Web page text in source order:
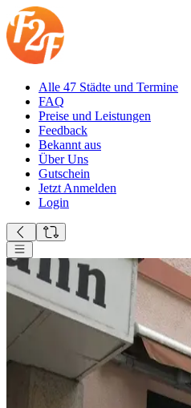
Alle 47 Städte und Termine
FAQ
Preise und Leistungen
Feedback
Bekannt aus
Über Uns
Gutschein
Jetzt Anmelden
Login